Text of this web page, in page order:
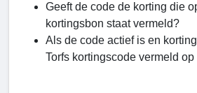
Geeft de code de korting die
kortingsbon staat vermeld?
Als de code actief is en
Torfs kortingscode vermeld